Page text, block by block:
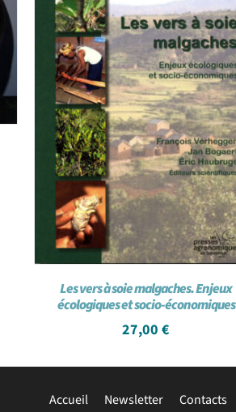
Les vers à soie malgaches. Enjeux
écologiques et socio-économiques
27,00€
Accueil Newsletter Contacts